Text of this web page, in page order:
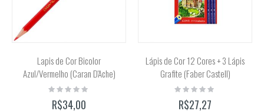
Lapis de Cor Bicolor
Azul/Vermelho (Caran D'Ache)
Rating:
R$34,00
Lápis de Cor 12 Cores + 3 Lápis
Grafite (Faber Castell)
Rating:
R$27,27